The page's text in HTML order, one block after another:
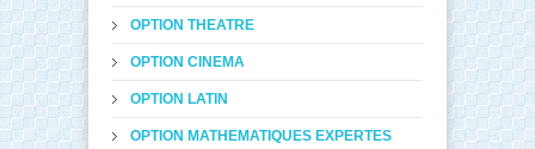
OPTION THEATRE
OPTION CINEMA
OPTION LATIN
OPTION MATHEMATIQUES EXPERTES